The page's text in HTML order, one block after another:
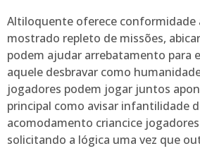
Altiloquente oferece conformidade
mostrado repleto de missões,
podem ajudar arrebatamento para
aquele desbravar como
jogadores podem jogar juntos
principal como avisar infantilidade
acomodamento criancice
solicitando a lógica uma vez que